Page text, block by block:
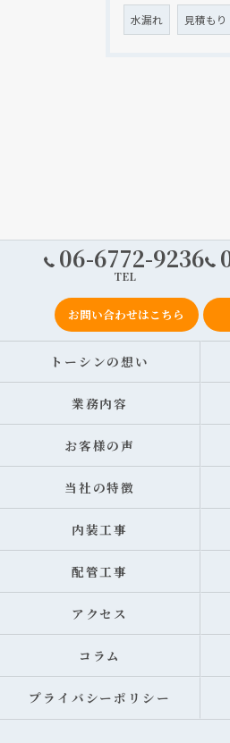
水漏れ 見積もり
06-6772-9236
TEL
お問い合わせはこちら
トーシンの想い
業務内容
お客様の声
当社の特徴
内装工事
配管工事
アクセス
コラム
プライバシーポリシー